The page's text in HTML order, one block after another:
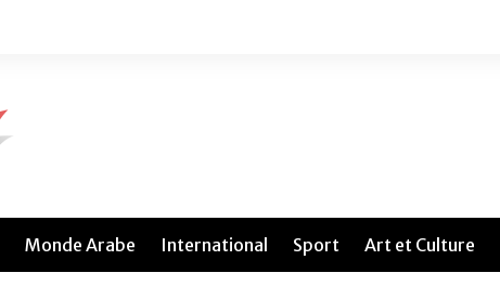
Monde Arabe International Sport Art et Culture